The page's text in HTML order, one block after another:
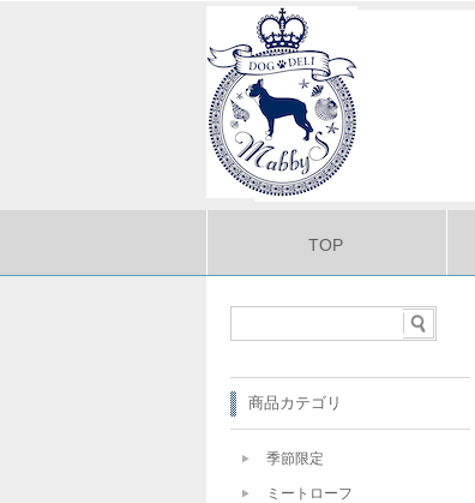
TOP
商品カテゴリ
季節限定
ミートローフ